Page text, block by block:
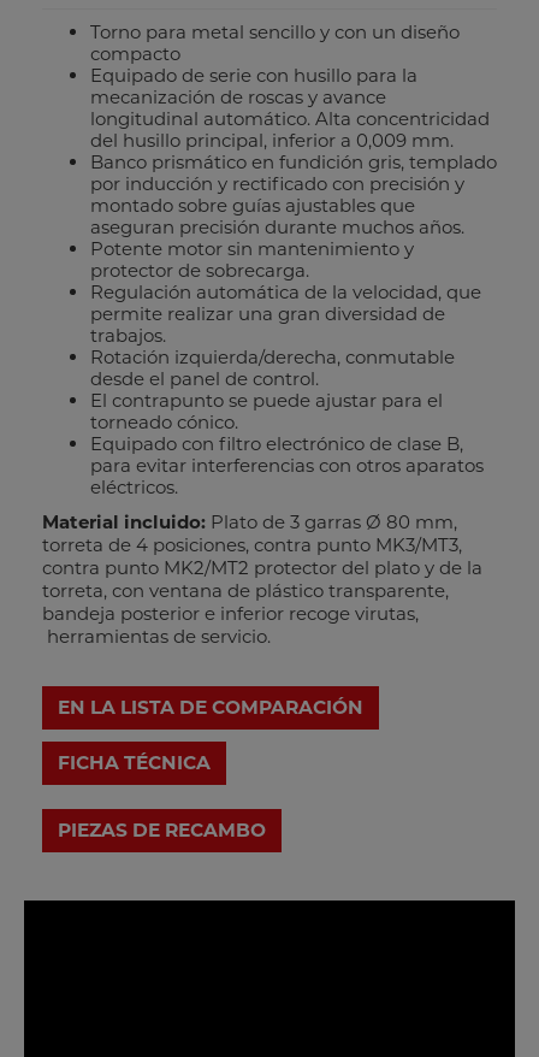
Torno para metal sencillo y con un diseño
compacto
Equipado de serie con husillo para la
mecanización de roscas y avance
longitudinal automático. Alta concentricidad
del husillo principal, inferior a 0,009 mm.
Banco prismático en fundición gris, templado
por inducción y rectificado con precisión y
montado sobre guías ajustables que
aseguran precisión durante muchos años.
Potente motor sin mantenimiento y
protector de sobrecarga.
Regulación automática de la velocidad, que
permite realizar una gran diversidad de
trabajos.
Rotación izquierda/derecha, conmutable
desde el panel de control.
El contrapunto se puede ajustar para el
torneado cónico.
Equipado con filtro electrónico de clase B,
para evitar interferencias con otros aparatos
eléctricos.
Material incluido: Plato de 3 garras Ø 80 mm,
torreta de 4 posiciones, contra punto MK3/MT3,
contra punto MK2/MT2 protector del plato y de la
torreta, con ventana de plástico transparente,
bandeja posterior e inferior recoge virutas,
herramientas de servicio.
EN LA LISTA DE COMPARACIÓN
FICHA TÉCNICA